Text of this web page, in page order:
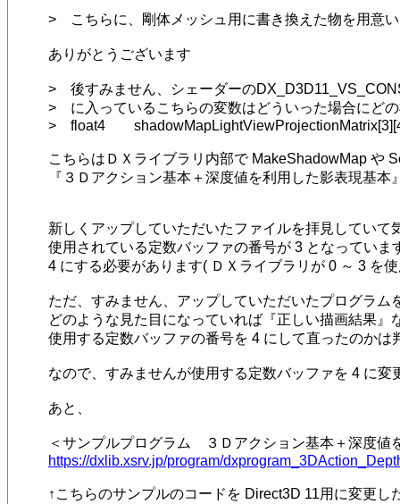
>　こちらに、剛体メッシュ用に書き換えた物を用意
ありがとうございます
>　後すみません、シェーダーの
>　に入っているこちらの変数はどういった場合にど
>　float4	shadowMapLightViewProjectionMatrix[3][4];
こちらはＤＸライブラリ内部で MakeShadowMap や
『３Ｄアクション基本＋深度値を利用した影表現基
新しくアップしていただいたファイルを拝見していて
使用されている定数バッファの番号が 3 となっていま
4 にする必要があります( ＤＸライブラリが 0 ～ 3 を
ただ、すみません、アップしていただいたプログラム
どのような見た目になっていれば『正しい描画結果』
使用する定数バッファの番号を 4 にして直ったのかは
なので、すみませんが使用する定数バッファを 4 に変
あと、
https://dxlib.xsrv.jp/program/
↑こちらのサンプルのコードを Direct3D 11用に変更し